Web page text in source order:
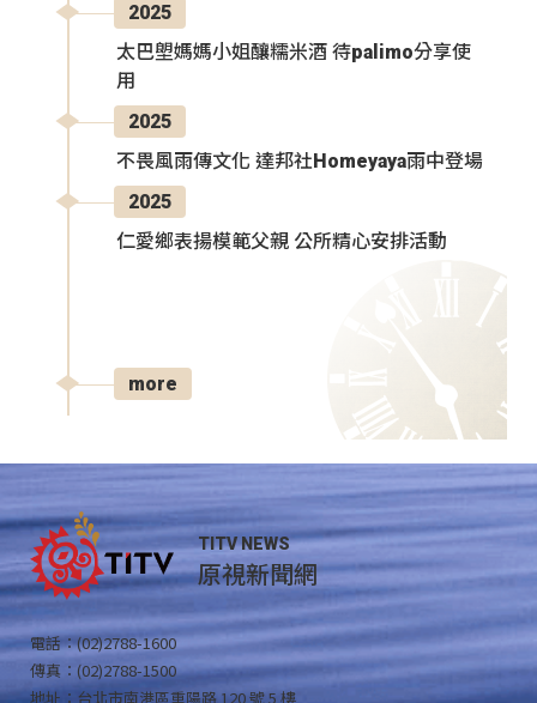
2025
太巴塱媽媽小姐釀糯米酒 待palimo分享使
用
2025
不畏風雨傳文化 達邦社Homeyaya雨中登場
2025
仁愛鄉表揚模範父親 公所精心安排活動
more
TITV NEWS
原視新聞網
電話：(02)2788-1600
傳真：(02)2788-1500
地址：台北市南港區重陽路 120 號 5 樓